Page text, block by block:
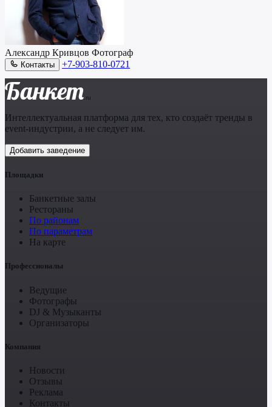
Александр Кривцов Фотограф
Контакты +7-903-810-0721
Банкет .ru
Интеллектуальная платформа для тех, кто создаёт тренды в
event-индустрии, а не следует им.
Добавить заведение
Площадки
Банкетные залы
Рестораны
По районам
По параметрам
На карте
Профессионалы
Ведущие
Фотографы
DJ & Музыканты
Организаторы
Компания
Новости
Отзывы
Реклама
Контакты